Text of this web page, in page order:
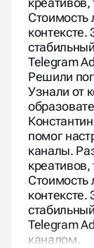
Стоимость
Telegram
Решили
Узнали от
помог
каналы.
креативов,
Стоимость
Telegram
каналом.